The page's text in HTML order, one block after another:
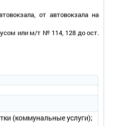
от автовокзала на
или м/т № 114, 128 до ост.
(коммунальные услуги);